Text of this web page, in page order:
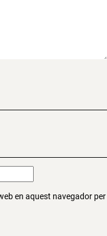
en aquest navegador per